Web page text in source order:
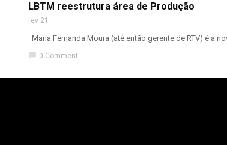
LBTM reestrutura área de Produção
fev 21
Maria Fernanda Moura (até então gerente de RTV) é a
chat_bubble 0 Comment